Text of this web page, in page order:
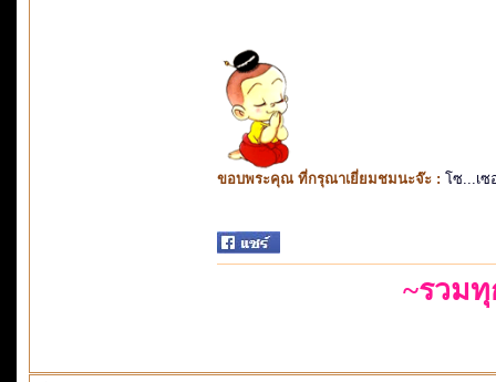
ขอบพระคุณ ที่กรุณาเยี่ยมชมนะจ๊ะ : โซ...เซ
~รวม